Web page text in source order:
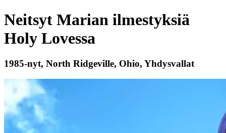
Neitsyt Marian ilmestyksiä
Holy Lovessa
1985-nyt, North Ridgeville, Ohio, Yhdysvallat